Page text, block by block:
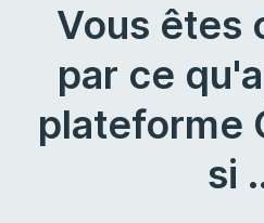
Vous êtes
par ce
plateforme
si